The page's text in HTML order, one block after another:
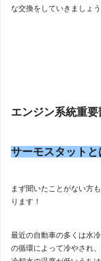
な交換をしていきましょう
エンジン系統重
サーモスタットと
まず聞いたことがない方
ります！
最近の自動車の多くは水
の循環によって冷やされ